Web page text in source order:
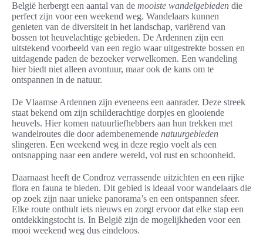
België herbergt een aantal van de mooiste wandelgebieden die
perfect zijn voor een weekend weg. Wandelaars kunnen
genieten van de diversiteit in het landschap, variërend van
bossen tot heuvelachtige gebieden. De Ardennen zijn een
uitstekend voorbeeld van een regio waar uitgestrekte bossen en
uitdagende paden de bezoeker verwelkomen. Een wandeling
hier biedt niet alleen avontuur, maar ook de kans om te
ontspannen in de natuur.
De Vlaamse Ardennen zijn eveneens een aanrader. Deze streek
staat bekend om zijn schilderachtige dorpjes en glooiende
heuvels. Hier komen natuurliefhebbers aan hun trekken met
wandelroutes die door adembenemende natuurgebieden
slingeren. Een weekend weg in deze regio voelt als een
ontsnapping naar een andere wereld, vol rust en schoonheid.
Daarnaast heeft de Condroz verrassende uitzichten en een rijke
flora en fauna te bieden. Dit gebied is ideaal voor wandelaars die
op zoek zijn naar unieke panorama’s en een ontspannen sfeer.
Elke route onthult iets nieuws en zorgt ervoor dat elke stap een
ontdekkingstocht is. In België zijn de mogelijkheden voor een
mooi weekend weg dus eindeloos.